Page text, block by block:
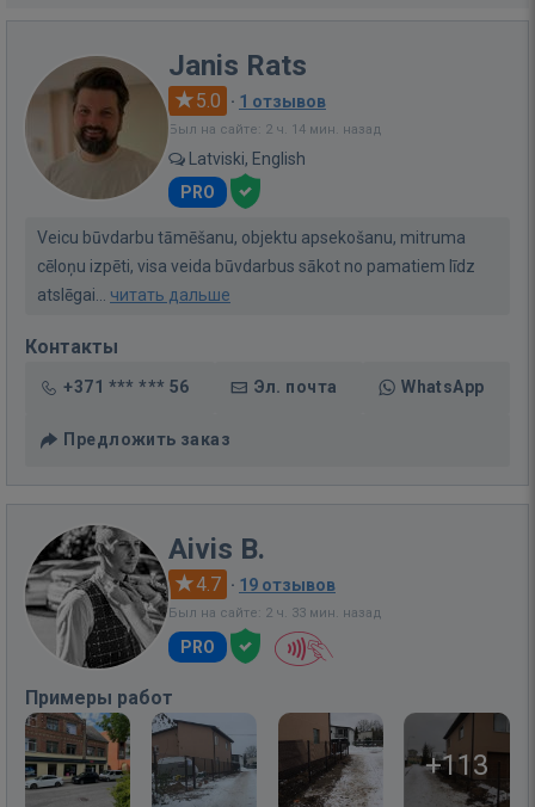
Janis Rats
5.0 · 1 отзывов
Был на сайте: 2 ч. 14 мин. назад
Latviski, English
PRO
Veicu būvdarbu tāmēšanu, objektu apsekošanu, mitruma
cēloņu izpēti, visa veida būvdarbus sākot no pamatiem līdz
atslēgai... читать дальше
Контакты
+371 *** *** 56 Эл. почта WhatsApp
Предложить заказ
Aivis B.
4.7 · 19 отзывов
Был на сайте: 2 ч. 33 мин. назад
PRO
Примеры работ
+113